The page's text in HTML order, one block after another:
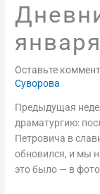
Оставьте
Суворова
Предыдущая
драматургию:
Петровича в
обновился, и мы
это было — в